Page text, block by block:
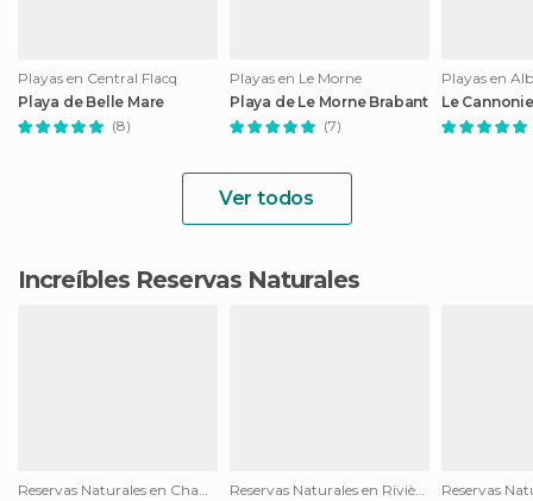
Playas en Central Flacq
Playa de Belle Mare
(8)
Playas en Le Morne
Playa de Le Morne Brabant
(7)
Playas en
Le
Ver todos
Increíbles Reservas Naturales
Reservas Naturales en Chamarel
Reservas Naturales en Rivière des Anguilles